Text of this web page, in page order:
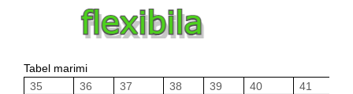
Tabel marimi
35
36 37 38 39 40 41